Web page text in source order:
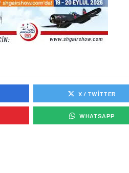
X / TWITTER
WHATSAPP